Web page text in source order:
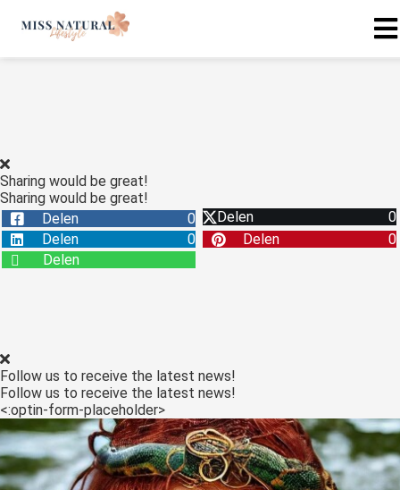
Sharing would be great!
Sharing would be great!
Delen
0 Delen
0
Delen
0 Delen
0
Delen
Follow us to receive the latest news!
Follow us to receive the latest news!
<:optin-form-placeholder>